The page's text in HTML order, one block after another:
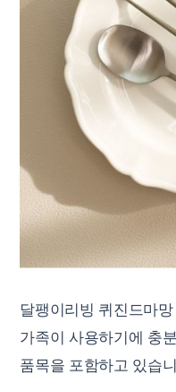
달팽이리빙 퀴진드마
가족이 사용하기에 충
품목을 포함하고 있습